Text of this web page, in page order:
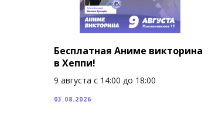
Бесплатная Аниме викторина
в Хеппи!
9 августа с 14:00 до 18:00
03.08.2026